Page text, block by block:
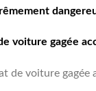
voiture gagée